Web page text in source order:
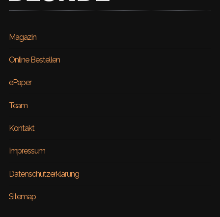
Magazin
Online Bestellen
ePaper
Team
Kontakt
Impressum
Datenschutzerklärung
Sitemap